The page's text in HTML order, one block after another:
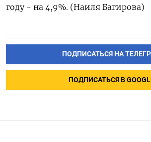
году - на 4,9%. (Наиля Багирова)
ПОДПИСАТЬСЯ НА
ПОДПИСАТЬСЯ В